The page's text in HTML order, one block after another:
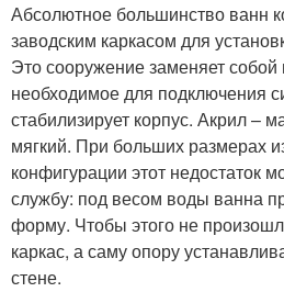
Абсолютное большинство ванн
заводским каркасом для
Это сооружение заменяет собой
необходимое для подключения
стабилизирует корпус. Акрил –
мягкий. При больших размерах
конфигурации этот недостаток
службу: под весом воды ванна
форму. Чтобы этого не
каркас, а саму опору
стене.